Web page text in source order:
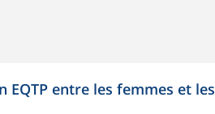
EQTP entre les femmes et les